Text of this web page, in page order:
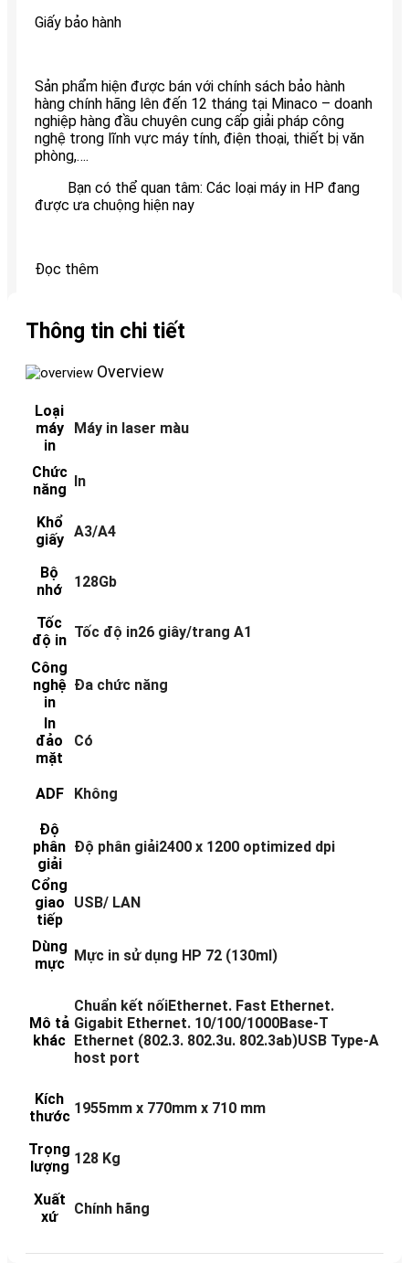
Giấy bảo hành
Sản phẩm hiện được bán với chính sách bảo hành
hàng chính hãng lên đến 12 tháng tại Minaco – doanh
nghiệp hàng đầu chuyên cung cấp giải pháp công
nghệ trong lĩnh vực máy tính, điện thoại, thiết bị văn
phòng,….
Bạn có thể quan tâm: Các loại máy in HP đang
được ưa chuộng hiện nay
Đọc thêm
Thông tin chi tiết
Overview
Loại
máy
in
Máy in laser màu
Chức
năng In
Khổ
giấy
A3/A4
Bộ
nhớ
128Gb
Tốc
độ in Tốc độ in26 giây/trang A1
Công
nghệ
in
Đa chức năng
In
đảo
mặt
Có
ADF Không
Độ
phân
giải
Độ phân giải2400 x 1200 optimized dpi
Cổng
giao
tiếp
USB/ LAN
Dùng
mực
Mực in sử dụng HP 72 (130ml)
Mô tả
khác
Chuẩn kết nốiEthernet. Fast Ethernet.
Gigabit Ethernet. 10/100/1000Base-T
Ethernet (802.3. 802.3u. 802.3ab)USB Type-A
host port
Kích
thước 1955mm x 770mm x 710 mm
Trọng
lượng 128 Kg
Xuất
xứ
Chính hãng